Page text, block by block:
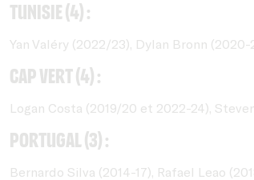
Tunisie (4) :
Yan Valéry (2022/23), Dylan Bronn
Cap Vert (4) :
Logan Costa (2019/20 et 2022-24),
Portugal (3) :
Bernardo Silva (2014-17), Rafael Leao